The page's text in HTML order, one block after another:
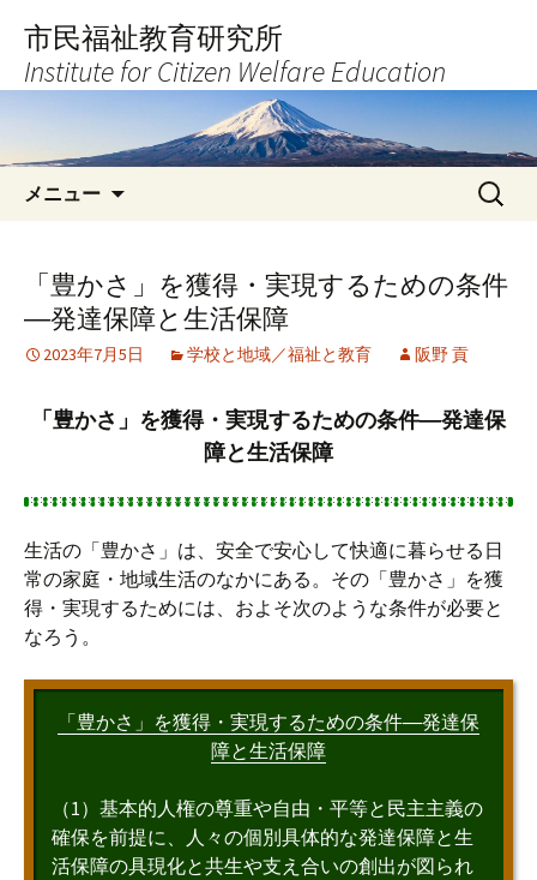
へ
キ
市民福祉教育研究所
Institute for Citizen Welfare Education
メニュー
検
索:
「豊かさ」を獲得・実現するための条件
―発達保障と生活保障
2023年7月5日 学校と地域／福祉と教育 阪野 貢
「豊かさ」を獲得・実現するための条件―発達保
障と生活保障
生活の「豊かさ」は、安全で安心して快適に暮らせる日
常の家庭・地域生活のなかにある。その「豊かさ」を獲
得・実現するためには、およそ次のような条件が必要と
なろう。
「豊かさ」を獲得・実現するための条件―発達保
障と生活保障
（1）基本的人権の尊重や自由・平等と民主主義の
確保を前提に、人々の個別具体的な発達保障と生
活保障の具現化と共生や支え合いの創出が図られ